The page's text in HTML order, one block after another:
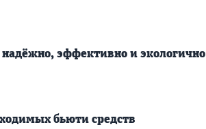
эффективно и экологично
бьюти средств